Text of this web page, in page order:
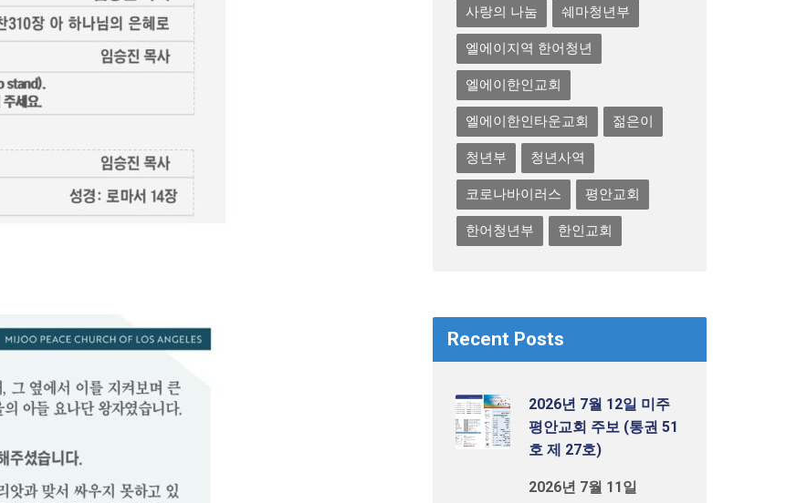
사랑의 나눔 쉐마청년부
엘에이지역 한어청년
엘에이한인교회
엘에이한인타운교회 젊은이
청년부 청년사역
코로나바이러스 평안교회
한어청년부 한인교회
Recent Posts
2026년 7월 12일 미주
평안교회 주보 (통권 51
호 제 27호)
2026년 7월 11일